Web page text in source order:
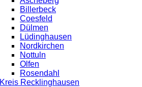
Billerbeck
Coesfeld
Dülmen
Lüdinghausen
Nordkirchen
Nottuln
Olfen
Rosendahl
Kreis Recklinghausen